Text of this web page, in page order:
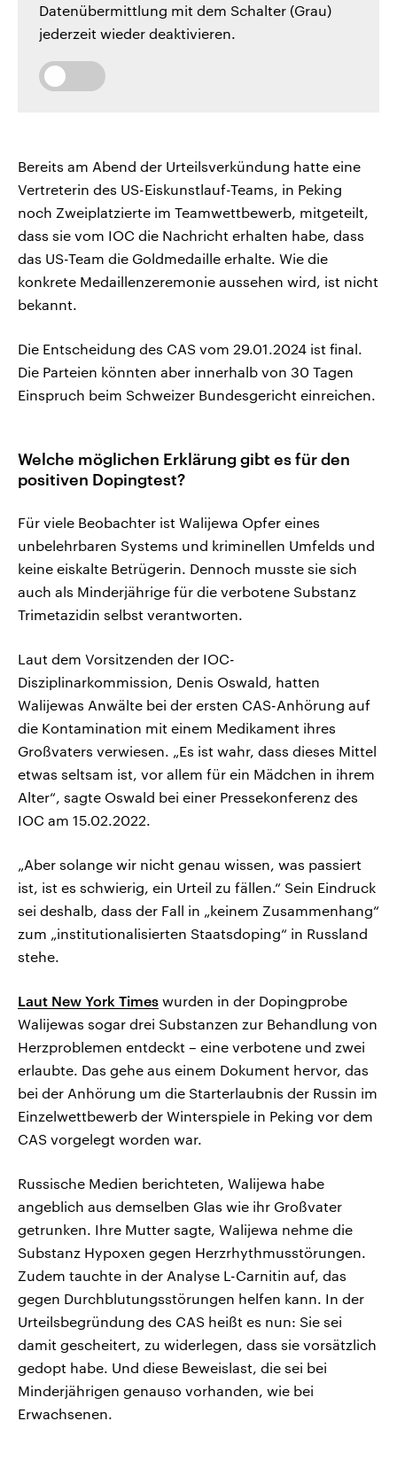
Datenübermittlung mit dem Schalter (Grau)
jederzeit wieder deaktivieren.
Bereits am Abend der Urteilsverkündung hatte eine
Vertreterin des US-Eiskunstlauf-Teams, in Peking
noch Zweiplatzierte im Teamwettbewerb, mitgeteilt,
dass sie vom IOC die Nachricht erhalten habe, dass
das US-Team die Goldmedaille erhalte. Wie die
konkrete Medaillenzeremonie aussehen wird, ist nicht
bekannt.
Die Entscheidung des CAS vom 29.01.2024 ist final.
Die Parteien könnten aber innerhalb von 30 Tagen
Einspruch beim Schweizer Bundesgericht einreichen.
Welche möglichen Erklärung gibt es für den
positiven Dopingtest?
Für viele Beobachter ist Walijewa Opfer eines
unbelehrbaren Systems und kriminellen Umfelds und
keine eiskalte Betrügerin. Dennoch musste sie sich
auch als Minderjährige für die verbotene Substanz
Trimetazidin selbst verantworten.
Laut dem Vorsitzenden der IOC-
Disziplinarkommission, Denis Oswald, hatten
Walijewas Anwälte bei der ersten CAS-Anhörung auf
die Kontamination mit einem Medikament ihres
Großvaters verwiesen. „Es ist wahr, dass dieses Mittel
etwas seltsam ist, vor allem für ein Mädchen in ihrem
Alter“, sagte Oswald bei einer Pressekonferenz des
IOC am 15.02.2022.
„Aber solange wir nicht genau wissen, was passiert
ist, ist es schwierig, ein Urteil zu fällen.“ Sein Eindruck
sei deshalb, dass der Fall in „keinem Zusammenhang“
zum „institutionalisierten Staatsdoping“ in Russland
stehe.
Laut New York Times wurden in der Dopingprobe
Walijewas sogar drei Substanzen zur Behandlung von
Herzproblemen entdeckt – eine verbotene und zwei
erlaubte. Das gehe aus einem Dokument hervor, das
bei der Anhörung um die Starterlaubnis der Russin im
Einzelwettbewerb der Winterspiele in Peking vor dem
CAS vorgelegt worden war.
Russische Medien berichteten, Walijewa habe
angeblich aus demselben Glas wie ihr Großvater
getrunken. Ihre Mutter sagte, Walijewa nehme die
Substanz Hypoxen gegen Herzrhythmusstörungen.
Zudem tauchte in der Analyse L-Carnitin auf, das
gegen Durchblutungsstörungen helfen kann. In der
Urteilsbegründung des CAS heißt es nun: Sie sei
damit gescheitert, zu widerlegen, dass sie vorsätzlich
gedopt habe. Und diese Beweislast, die sei bei
Minderjährigen genauso vorhanden, wie bei
Erwachsenen.